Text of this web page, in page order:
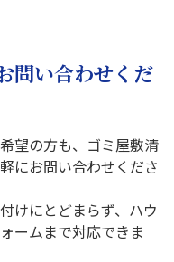
問い合わせくだ
望の方も、ゴミ屋敷清
にお問い合わせくださ
けにとどまらず、ハウ
ームまで対応できま